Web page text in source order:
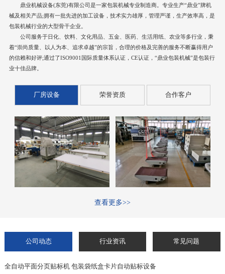
鼎业机械设备(东莞)有限公司是一家包装机械专业制造商。专业生产“鼎业”牌机
械及相关产品;拥有一批先进的加工设备，技术实力雄厚，管理严谨，生产效率高，是
包装机械行业的大型骨干企业。
公司服务于日化、饮料、文化用品、五金、医药、生活用纸、农业等多行业，秉
着“崇尚质量、以人为本、追求卓越”的宗旨，合理的价格及完善的服务不断赢得用户
的信赖和好评;通过了ISO9001国际质量体系认证，CE认证，“鼎业包装机械”是包装行
业十佳品牌。
厂房设备 荣誉资质 合作客户
查看更多>>
公司动态 行业资讯 常见问题
全自动平面分页贴标机 包装袋纸盒卡片自动贴标设备